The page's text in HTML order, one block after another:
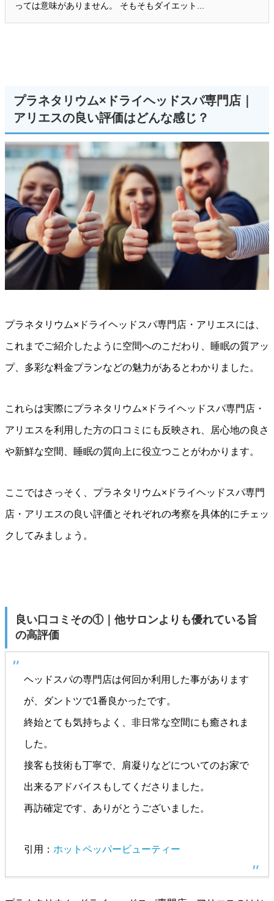
っては意味がありません。 そもそもダイエット...
プラネタリウム×ドライヘッドスパ専門店｜
アリエスの良い評価はどんな感じ？
プラネタリウム×ドライヘッドスパ専門店・アリエスには、
これまでご紹介したように空間へのこだわり、睡眠の質アッ
プ、多彩な料金プランなどの魅力があるとわかりました。
これらは実際にプラネタリウム×ドライヘッドスパ専門店・
アリエスを利用した方の口コミにも反映され、居心地の良さ
や新鮮な空間、睡眠の質向上に役立つことがわかります。
ここではさっそく、プラネタリウム×ドライヘッドスパ専門
店・アリエスの良い評価とそれぞれの考察を具体的にチェッ
クしてみましょう。
良い口コミその①｜他サロンよりも優れている旨
の高評価
ヘッドスパの専門店は何回か利用した事があります
が、ダントツで1番良かったです。
終始とても気持ちよく、非日常な空間にも癒されま
した。
接客も技術も丁寧で、肩凝りなどについてのお家で
出来るアドバイスもしてくださりました。
再訪確定です、ありがとうございました。
引用： ホットペッパービューティー